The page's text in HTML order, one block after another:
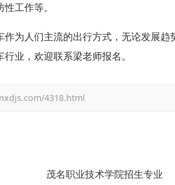
工作等。
为人们主流的出行方式，无论发展
业，欢迎联系梁老师报名。
4318.html
茂名职业技术学院招生专业